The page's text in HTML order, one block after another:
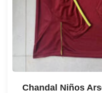
Chandal Niños